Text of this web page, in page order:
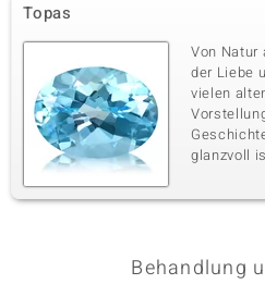
Topas
Von Natur
der Liebe
vielen
glanzvoll
Behandlung